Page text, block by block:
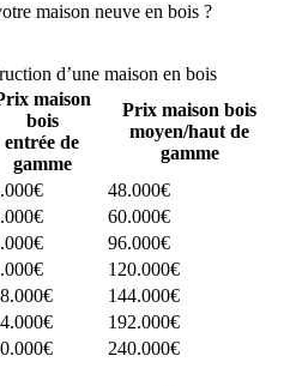
maison neuve en bois ?
d’une maison en bois
maison
bois
entrée de
gamme
Prix maison bois
moyen/haut de
gamme
48.000€
60.000€
96.000€
120.000€
144.000€
192.000€
240.000€